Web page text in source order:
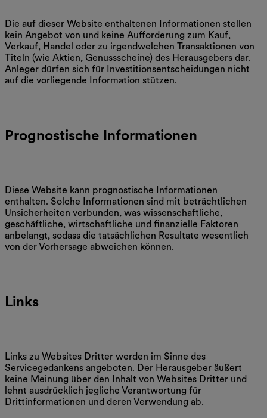
Die auf dieser Website enthaltenen Informationen stellen
kein Angebot von und keine Aufforderung zum Kauf,
Verkauf, Handel oder zu irgendwelchen Transaktionen von
Titeln (wie Aktien, Genussscheine) des Herausgebers dar.
Anleger dürfen sich für Investitionsentscheidungen nicht
auf die vorliegende Information stützen.
Prognostische Informationen
Diese Website kann prognostische Informationen
enthalten. Solche Informationen sind mit beträchtlichen
Unsicherheiten verbunden, was wissenschaftliche,
geschäftliche, wirtschaftliche und finanzielle Faktoren
anbelangt, sodass die tatsächlichen Resultate wesentlich
von der Vorhersage abweichen können.
Links
Links zu Websites Dritter werden im Sinne des
Servicegedankens angeboten. Der Herausgeber äußert
keine Meinung über den Inhalt von Websites Dritter und
lehnt ausdrücklich jegliche Verantwortung für
Drittinformationen und deren Verwendung ab.